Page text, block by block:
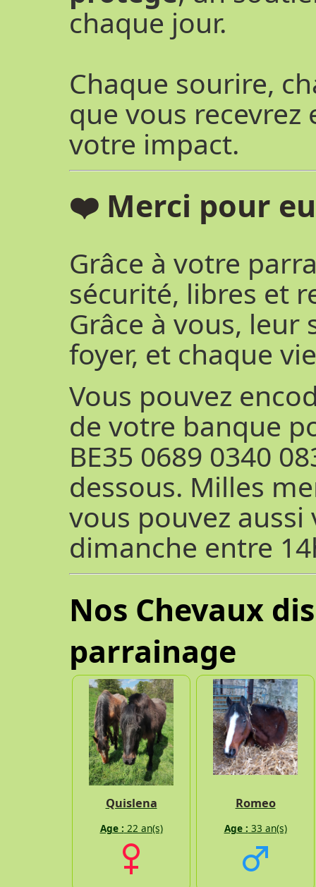
chaque jour.
Chaque sourire,
que vous
votre impact.
❤️ Merci pour
Grâce à votre
sécurité, libres et
Grâce à vous,
foyer, et chaque
Vous pouvez
de votre banque
BE35 0689 0340
dessous. Milles
vous pouvez
dimanche entre
Nos Chevaux
parrainage
Quislena
Age : 22 an(s)
Romeo
Age : 33 an(s)